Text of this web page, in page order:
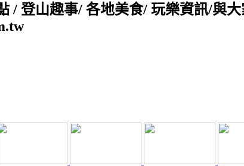
/ 登山趣事/ 各地美食/ 玩樂資訊/與